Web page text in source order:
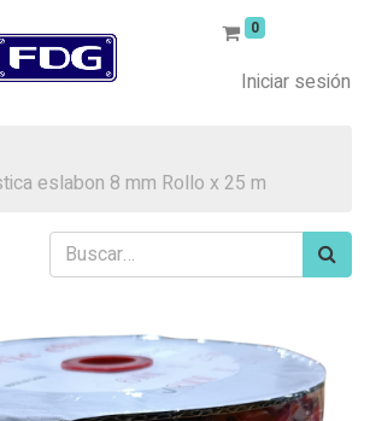
0
Iniciar sesión
eslabon 8 mm Rollo x 25 m